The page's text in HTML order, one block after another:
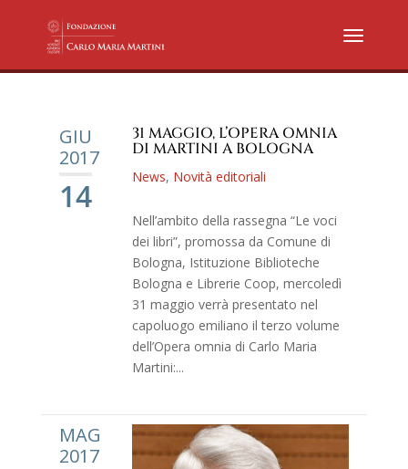
GIU
2017
14
31 MAGGIO, L’OPERA OMNIA
DI MARTINI A BOLOGNA
News, Novità editoriali
Nell’ambito della rassegna “Le voci
dei libri”, promossa da Comune di
Bologna, Istituzione Biblioteche
Bologna e Librerie Coop, mercoledì
31 maggio verrà presentato nel
capoluogo emiliano il terzo volume
dell’Opera omnia di Carlo Maria
Martini:...
MAG
2017